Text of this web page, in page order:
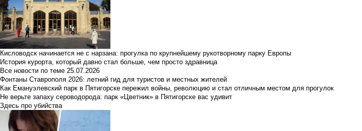
Кисловодск начинается не с нарзана: прогулка по крупнейшему рукотворному парку Европы
История курорта, который давно стал больше, чем просто здравница
Все новости по теме 25.07.2026
Фонтаны Ставрополя 2026: летний гид для туристов и местных жителей
Как Емануэлевский парк в Пятигорске пережил войны, революцию и стал отличным местом для прогулок
Не верьте запаху сероводорода: парк «Цветник» в Пятигорске вас удивит
Здесь про убийства